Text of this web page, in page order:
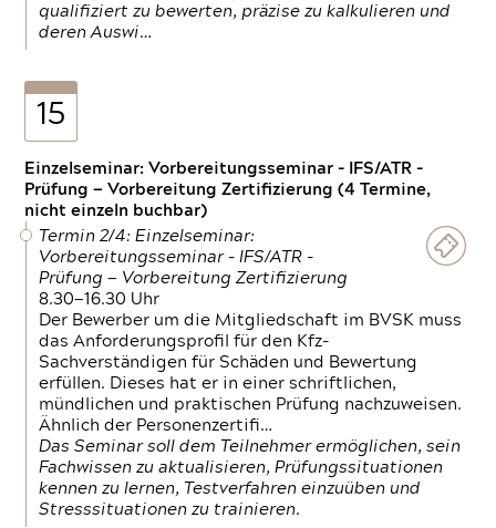
qualifiziert zu bewerten, präzise zu kalkulieren und
deren Auswi…
15
Einzelseminar: Vorbereitungsseminar - IFS/ATR -
Prüfung — Vorbereitung Zertifizierung (4 Termine,
nicht einzeln buchbar)
Termin 2/4: Einzelseminar:
Vorbereitungsseminar - IFS/ATR -
Prüfung — Vorbereitung Zertifizierung
8.30—16.30 Uhr
Der Bewerber um die Mitgliedschaft im BVSK muss
das Anforderungsprofil für den Kfz-
Sachverständigen für Schäden und Bewertung
erfüllen. Dieses hat er in einer schriftlichen,
mündlichen und praktischen Prüfung nachzuweisen.
Ähnlich der Personenzertifi…
Das Seminar soll dem Teilnehmer ermöglichen, sein
Fachwissen zu aktualisieren, Prüfungssituationen
kennen zu lernen, Testverfahren einzuüben und
Stresssituationen zu trainieren.